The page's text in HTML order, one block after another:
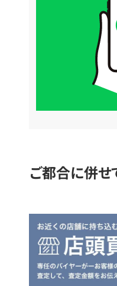
ご都合に併せ